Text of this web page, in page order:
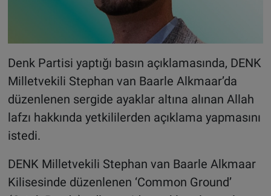
Denk Partisi yaptığı basın açıklamasında, DENK
Milletvekili Stephan van Baarle Alkmaar’da
düzenlenen sergide ayaklar altına alınan Allah
lafzı hakkında yetkililerden açıklama yapmasını
istedi.
DENK Milletvekili Stephan van Baarle Alkmaar
Kilisesinde düzenlenen ‘Common Ground’